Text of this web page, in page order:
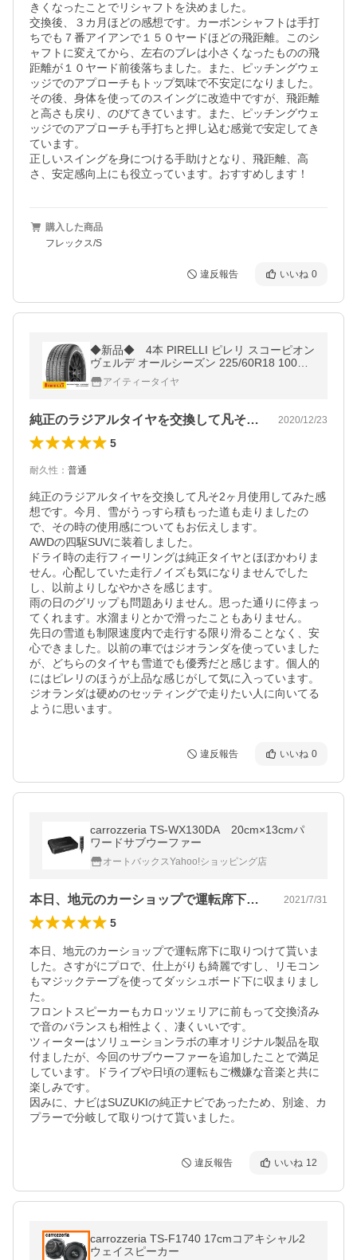
きくなったことでリシャフトを決めました。
交換後、３カ月ほどの感想です。カーボンシャフトは手打
ちでも７番アイアンで１５０ヤードほどの飛距離。このシ
ャフトに変えてから、左右のブレは小さくなったものの飛
距離が１０ヤード前後落ちました。また、ピッチングウェ
ッジでのアプローチもトップ気味で不安定になりました。
その後、身体を使ってのスイングに改造中ですが、飛距離
と高さも戻り、のびてきています。また、ピッチングウェ
ッジでのアプローチも手打ちと押し込む感覚で安定してき
ています。
正しいスイングを身につける手助けとなり、飛距離、高
さ、安定感向上にも役立っています。おすすめします！
購入した商品
フレックス/S
違反報告 いいね 0
◆新品◆ 4本 PIRELLI ピレリ スコーピオン
ヴェルデ オールシーズン 225/60R18 100H
タイヤ単品
アイティータイヤ
純正のラジアルタイヤを交換して凡そ2ヶ… 2020/12/23
5
耐久性 ： 普通
純正のラジアルタイヤを交換して凡そ2ヶ月使用してみた感
想です。今月、雪がうっすら積もった道も走りましたの
で、その時の使用感についてもお伝えします。
AWDの四駆SUVに装着しました。
ドライ時の走行フィーリングは純正タイヤとほぼかわりま
せん。心配していた走行ノイズも気になりませんでした
し、以前よりしなやかさを感じます。
雨の日のグリップも問題ありません。思った通りに停まっ
てくれます。水溜まりとかで滑ったこともありません。
先日の雪道も制限速度内で走行する限り滑ることなく、安
心できました。以前の車ではジオランダを使っていました
が、どちらのタイヤも雪道でも優秀だと感じます。個人的
にはピレリのほうが上品な感じがして気に入っています。
ジオランダは硬めのセッティングで走りたい人に向いてる
ように思います。
違反報告 いいね 0
carrozzeria TS-WX130DA 20cm×13cmパ
ワードサブウーファー
オートバックスYahoo!ショッピング店
本日、地元のカーショップで運転席下に取… 2021/7/31
5
本日、地元のカーショップで運転席下に取りつけて貰いま
した。さすがにプロで、仕上がりも綺麗ですし、リモコン
もマジックテープを使ってダッシュボード下に収まりまし
た。
フロントスピーカーもカロッツェリアに前もって交換済み
で音のバランスも相性よく、凄くいいです。
ツィーターはソリューションラボの車オリジナル製品を取
付ましたが、今回のサブウーファーを追加したことで満足
しています。ドライブや日頃の運転もご機嫌な音楽と共に
楽しみです。
因みに、ナビはSUZUKIの純正ナビであったため、別途、カ
プラーで分岐して取りつけて貰いました。
違反報告 いいね 12
carrozzeria TS-F1740 17cmコアキシャル2
ウェイスピーカー